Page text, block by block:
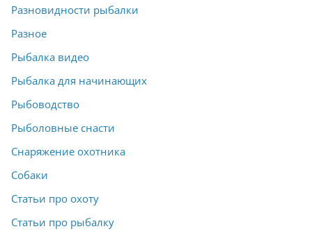
Разновидности рыбалки
Разное
Рыбалка видео
Рыбалка для начинающих
Рыбоводство
Рыболовные снасти
Снаряжение охотника
Собаки
Статьи про охоту
Статьи про рыбалку